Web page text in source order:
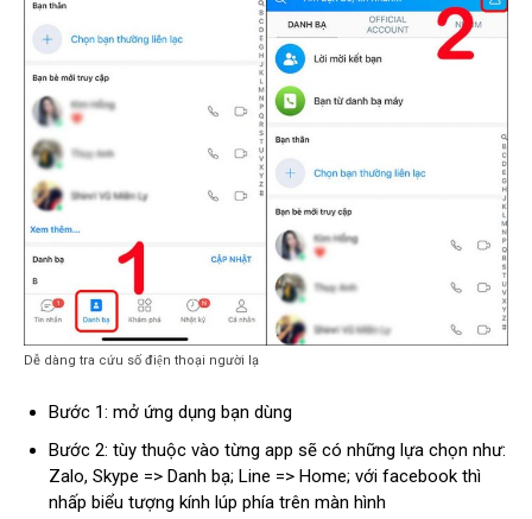
Dễ dàng tra cứu số điện thoại người lạ
Bước 1: mở ứng dụng bạn dùng
Bước 2: tùy thuộc vào từng app sẽ có những lựa chọn như:
Zalo, Skype => Danh bạ; Line => Home; với facebook thì
nhấp biểu tượng kính lúp phía trên màn hình